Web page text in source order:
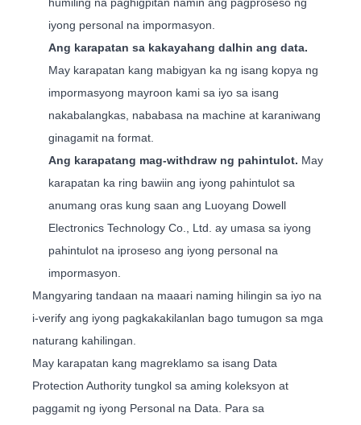
humiling na paghigpitan namin ang pagproseso ng
iyong personal na impormasyon.
Ang karapatan sa kakayahang dalhin ang data.
May karapatan kang mabigyan ka ng isang kopya ng
impormasyong mayroon kami sa iyo sa isang
nakabalangkas, nababasa na machine at karaniwang
ginagamit na format.
Ang karapatang mag-withdraw ng pahintulot. May
karapatan ka ring bawiin ang iyong pahintulot sa
anumang oras kung saan ang Luoyang Dowell
Electronics Technology Co., Ltd. ay umasa sa iyong
pahintulot na iproseso ang iyong personal na
impormasyon.
Mangyaring tandaan na maaari naming hilingin sa iyo na
i-verify ang iyong pagkakakilanlan bago tumugon sa mga
naturang kahilingan.
May karapatan kang magreklamo sa isang Data
Protection Authority tungkol sa aming koleksyon at
paggamit ng iyong Personal na Data. Para sa